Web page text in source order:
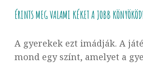
ÉRINTS MEG VALAMI KÉKET A JOBB
A gyerekek ezt imádják. A
mond egy színt, amelyet a